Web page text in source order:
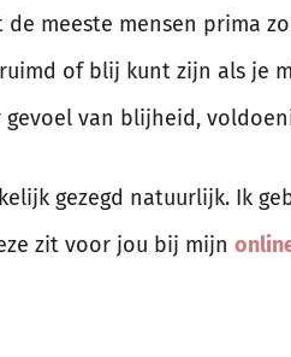
meeste mensen prima
of blij kunt zijn als je
van blijheid,
gezegd natuurlijk. Ik
zit voor jou bij mijn